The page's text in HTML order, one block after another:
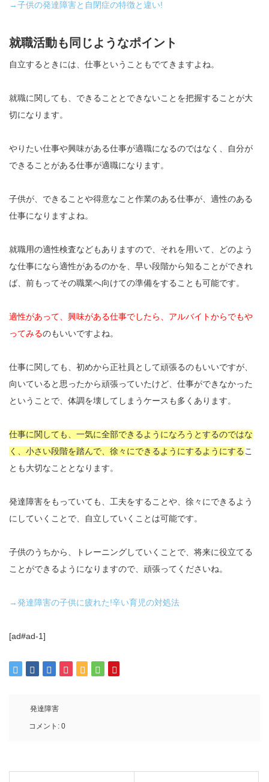
→子供の発達障害と自閉症の特徴と違い!
就職活動も同じようなポイント
自立するときには、仕事ということもでてきますよね。
就職に関しても、できることとできないことを把握することが大
切になります。
やりたい仕事や興味がある仕事が適職になるのではなく、自分が
できることがある仕事が適職になります。
子供が、できることや得意なこと作業のある仕事が、適性のある
仕事になりますよね。
就職用の適性検査などもありますので、それを用いて、どのよう
な仕事になら適性があるのかを、早い段階から知ることができれ
ば、前もってその職業へ向けての準備をすることも可能です。
適性があって、興味がある仕事でしたら、アルバイトからでもや
ってみるのもいいですよね。
仕事に関しても、初めから正社員として頑張るのもいいですが、
向いていると思ったから頑張っていたけど、仕事ができなかった
ということで、体調を壊してしまうケースも多くあります。
仕事に関しても、一気に全部できるようになろうとするのではな
く、小さい段階を踏んで、徐々にできるようにするようにするこ
とも大切なこととなります。
発達障害をもっていても、工夫をすることや、徐々にできるよう
にしていくことで、自立していくことは可能です。
子供のうちから、トレーニングしていくことで、将来に役立てる
ことができるようになりますので、頑張ってくださいね。
→発達障害の子供に疲れた!辛い育児の対処法
[ad#ad-1]
発達障害
コメント: 0